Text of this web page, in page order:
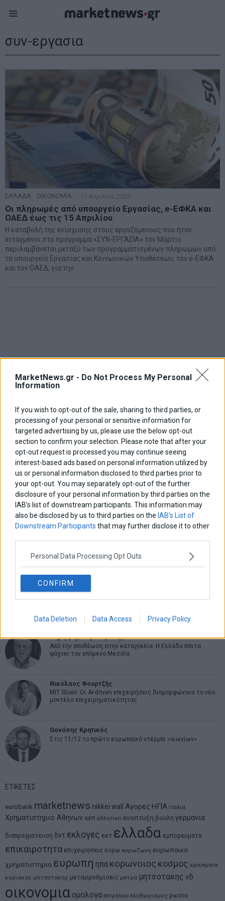
MarketNews.gr - Do Not Process My Personal
Information
If you wish to opt-out of the sale, sharing to third parties, or
processing of your personal or sensitive information for
targeted advertising by us, please use the below opt-out
section to confirm your selection. Please note that after your
opt-out request is processed you may continue seeing
interest-based ads based on personal information utilized by
us or personal information disclosed to third parties prior to
your opt-out. You may separately opt-out of the further
disclosure of your personal information by third parties on the
IAB’s list of downstream participants. This information may
also be disclosed by us to third parties on the IAB’s List of
Downstream Participants that may further disclose it to other
Personal Data Processing Opt Outs
CONFIRM
Data Deletion Data Access Privacy Policy
συν-εργασια
ΕΛΛΑΔΑ ΟΙΚΟΝΟΜΙΑ 11 Απριλίου 2022
Οι πληρωμές από υπουργείο Εργασίας, e-ΕΦΚΑ και
ΟΑΕΔ έως τις 15 Απριλίου
Η καταβολή της ενίσχυσης στους εργαζόμενους που ήταν
ενταγμένοι στο πρόγραμμα «ΣΥΝ-ΕΡΓΑΣΙΑ» τον Μάρτιο
περιλαμβάνεται μεταξύ των προγραμματισμένων πληρωμών από
το υπουργείο Εργασίας και Κοινωνικών Υποθέσεων, τον e-ΕΦΚΑ
και τον ΟΑΕΔ, για την
ΑΡΘΡΟΓΡΑΦΟΙ
Ελευθερία Κούρταλη
Οι «τιμωροί» των ομολόγων επέστρεψαν
Η αληθινή παιδεία ξεκινά από την ψυχή…
Σταματίνα Σταματάκου
Η βία κατά των ζώων δεν αντέχει βολικές ερμηνείες
Δημήτρης Καμπουράκης
Από την αποθέωση στην καταγγελία: Η Ελλάδα πάντα
ψάχνει τον επόμενο Μεσσία
Νικόλαος Φουρτζής
MIT Sloan: Οι AI-driven επιχειρήσεις διαμορφώνουν το νέο
μοντέλο επιχειρηματικότητας
Θανάσης Κρητικός
Στις 11/12 το πρώτο ευρωπαϊκό ντέρμπι «αιωνίων»
ΕΤΙΚΕΤΕΣ
eurobank marketnews nikkei wall Αγορες ΗΠΑ Ιταλια
Χρηματιστηριο Αθηνων αεπ αθλητικα αναπτυξη βουλη γερμανια
διαπραγματευση δντ εκλογες εκτ ελλαδα εμπορευματα
επικαιροτητα επιχειρησεις ευρω ευρωζωνη ευρωπαικα
χρηματιστηρια ευρωπη ηπα κορωνοιος κοσμος κρουσματα
κυριακος μητσοτακης μεταρρυθμισεις μετρα μητσοτακης νδ
οικονομια ομολογα πετρελαιο πληθωρισμος ρωσια